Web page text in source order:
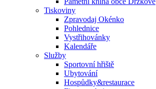
Tiskoviny
Zpravodaj Okénko
Pohlednice
Vystřihovánky
Kalendáře
Služby
Sportovní hřiště
Ubytování
Hospůdky&restaurace